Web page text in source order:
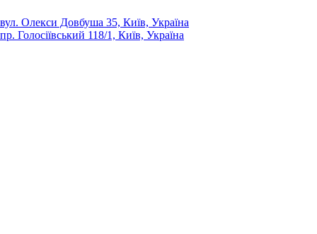
вул. Олекси Довбуша 35, Київ, Україна
пр. Голосіївський 118/1, Київ, Україна